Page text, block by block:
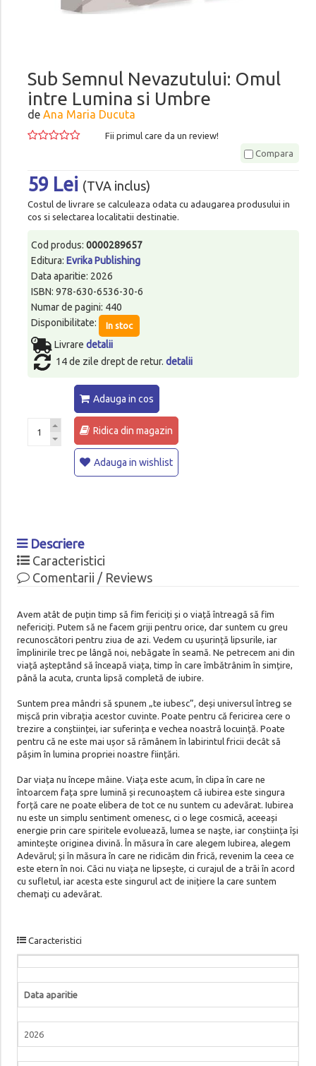
Sub Semnul Nevazutului: Omul
intre Lumina si Umbre
de Ana Maria Ducuta
Fii primul care da un review!
Compara
59 Lei (TVA inclus)
Costul de livrare se calculeaza odata cu adaugarea produsului in
cos si selectarea localitatii destinatie.
Cod produs: 0000289657
Editura: Evrika Publishing
Data aparitie: 2026
ISBN: 978-630-6536-30-6
Numar de pagini: 440
Disponibilitate:
In stoc
Livrare detalii
14 de zile drept de retur. detalii
Adauga in cos
Ridica din magazin
Adauga in wishlist
Descriere
Caracteristici
Comentarii / Reviews
Avem atât de puțin timp să fim fericiți și o viață întreagă să fim
nefericiți. Putem să ne facem griji pentru orice, dar suntem cu greu
recunoscători pentru ziua de azi. Vedem cu ușurință lipsurile, iar
împlinirile trec pe lângă noi, nebăgate în seamă. Ne petrecem ani din
viață așteptând să înceapă viața, timp în care îmbătrânim în simțire,
până la acuta, crunta lipsă completă de iubire.
Suntem prea mândri să spunem „te iubesc”, deși universul întreg se
mișcă prin vibrația acestor cuvinte. Poate pentru că fericirea cere o
trezire a conștiinței, iar suferința e vechea noastră locuință. Poate
pentru că ne este mai ușor să rămânem în labirintul fricii decât să
pășim în lumina propriei noastre ființări.
Dar viața nu începe mâine. Viața este acum, în clipa în care ne
întoarcem fața spre lumină și recunoaștem că iubirea este singura
forță care ne poate elibera de tot ce nu suntem cu adevărat. Iubirea
nu este un simplu sentiment omenesc, ci o lege cosmică, aceeași
energie prin care spiritele evoluează, lumea se naşte, iar conștiința își
amintește originea divină. În măsura în care alegem Iubirea, alegem
Adevărul; și în măsura în care ne ridicăm din frică, revenim la ceea ce
este etern în noi. Căci nu viața ne lipsește, ci curajul de a trăi în acord
cu sufletul, iar acesta este singurul act de inițiere la care suntem
chemați cu adevărat.
Caracteristici
Data aparitie
2026